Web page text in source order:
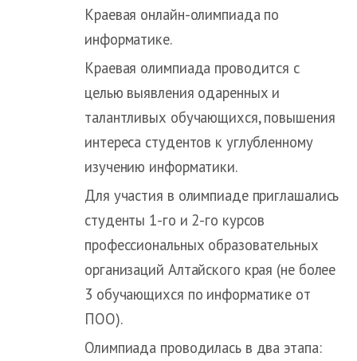
Краевая онлайн-олимпиада по
информатике.
Краевая олимпиада проводится с
целью выявления одаренных и
талантливых обучающихся, повышения
интереса студентов к углубленному
изучению информатики.
Для участия в олимпиаде приглашались
студенты 1-го и 2-го курсов
профессиональных образовательных
организаций Алтайского края (не более
3 обучающихся по информатике от
ПОО).
Олимпиада проводилась в два этапа: